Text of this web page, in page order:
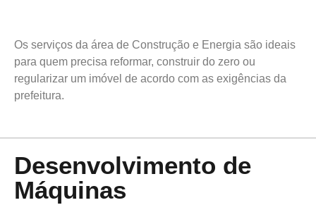
Os serviços da área de Construção e Energia são ideais
para quem precisa reformar, construir do zero ou
regularizar um imóvel de acordo com as exigências da
prefeitura.
Desenvolvimento de
Máquinas